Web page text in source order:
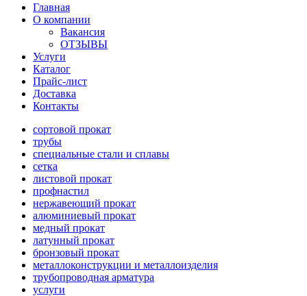
Главная
О компании
Вакансия
ОТЗЫВЫ
Услуги
Каталог
Прайс-лист
Доставка
Контакты
сортовой прокат
трубы
специальные стали и сплавы
сетка
листовой прокат
профнастил
нержавеющий прокат
алюминиевый прокат
медный прокат
латунный прокат
бронзовый прокат
металлоконструкции и металлоизделия
трубопроводная арматура
услуги